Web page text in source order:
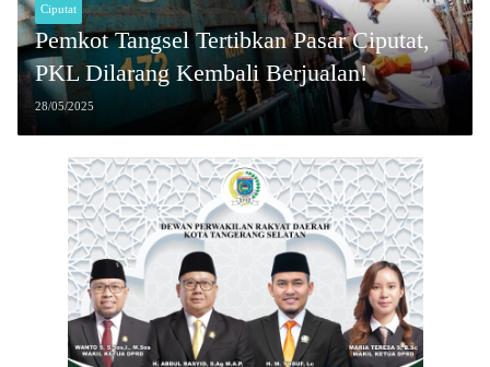
Ciputat
Pemkot Tangsel Tertibkan Pasar Ciputat,
PKL Dilarang Kembali Berjualan!
28/05/2025